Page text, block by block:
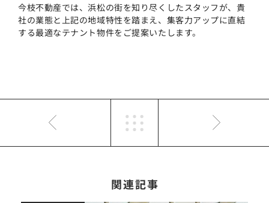
今枝不動産では、浜松の街を知り尽くしたスタッフが、貴
社の業態と上記の地域特性を踏まえ、集客力アップに直結
する最適なテナント物件をご提案いたします。
関連記事